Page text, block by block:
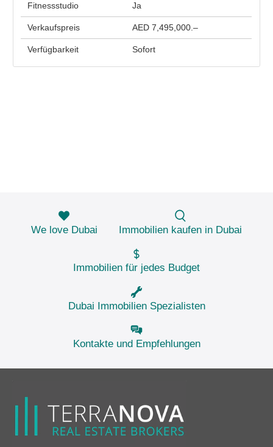
Fitnessstudio Ja
Verkaufspreis AED 7,495,000.–
Verfügbarkeit Sofort
We love Dubai Immobilien kaufen in Dubai
Immobilien für jedes Budget
Dubai Immobilien Spezialisten
Kontakte und Empfehlungen